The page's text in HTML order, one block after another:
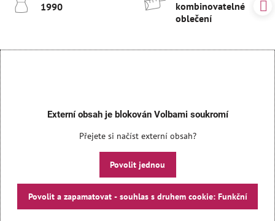
1990
kombinovatelné
oblečení
Externí obsah je blokován Volbami soukromí
Přejete si načíst externí obsah?
Povolit jednou
Povolit a zapamatovat - souhlas s druhem cookie: Funkční